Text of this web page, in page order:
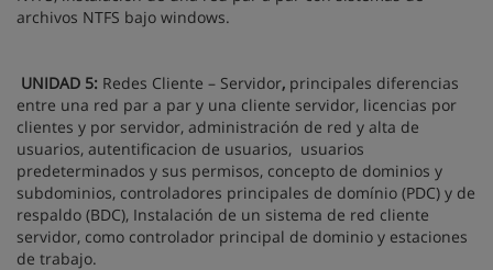
archivos NTFS bajo windows.
UNIDAD 5: Redes Cliente – Servidor, principales diferencias
entre una red par a par y una cliente servidor, licencias por
clientes y por servidor, administración de red y alta de
usuarios, autentificacion de usuarios, usuarios
predeterminados y sus permisos, concepto de dominios y
subdominios, controladores principales de domínio (PDC) y de
respaldo (BDC), Instalación de un sistema de red cliente
servidor, como controlador principal de dominio y estaciones
de trabajo.